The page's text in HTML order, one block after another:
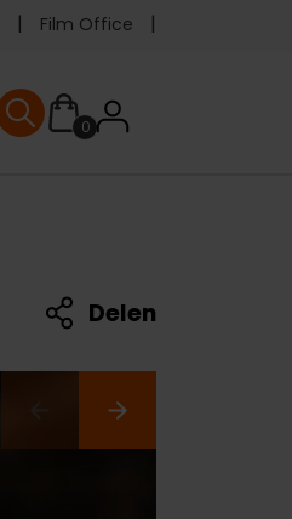
Film Office
0User
User menu
Delen